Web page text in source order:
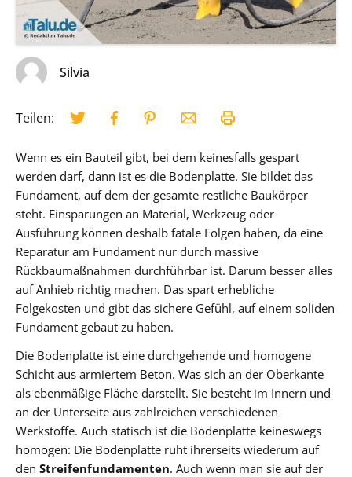
Silvia
Teilen:
Wenn es ein Bauteil gibt, bei dem keinesfalls gespart
werden darf, dann ist es die Bodenplatte. Sie bildet das
Fundament, auf dem der gesamte restliche Baukörper
steht. Einsparungen an Material, Werkzeug oder
Ausführung können deshalb fatale Folgen haben, da eine
Reparatur am Fundament nur durch massive
Rückbaumaßnahmen durchführbar ist. Darum besser alles
auf Anhieb richtig machen. Das spart erhebliche
Folgekosten und gibt das sichere Gefühl, auf einem soliden
Fundament gebaut zu haben.
Die Bodenplatte ist eine durchgehende und homogene
Schicht aus armiertem Beton. Was sich an der Oberkante
als ebenmäßige Fläche darstellt. Sie besteht im Innern und
an der Unterseite aus zahlreichen verschiedenen
Werkstoffe. Auch statisch ist die Bodenplatte keineswegs
homogen: Die Bodenplatte ruht ihrerseits wiederum auf
den Streifenfundamenten. Auch wenn man sie auf der